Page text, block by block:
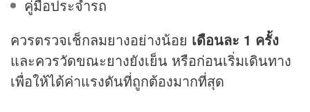
คู่มือประจำรถ
ควรตรวจเช็กลมยางอย่างน้อย เดือนละ 1 ครั้ง
และควรวัดขณะยางยังเย็น หรือก่อนเริ่มเดินทาง
เพื่อให้ได้ค่าแรงดันที่ถูกต้องมากที่สุด